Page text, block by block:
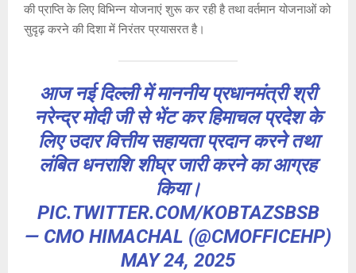
की प्राप्ति के लिए विभिन्न योजनाएं शुरू कर रही है तथा वर्तमान योजनाओं को
सुदृढ़ करने की दिशा में निरंतर प्रयासरत है।
आज नई दिल्ली में माननीय प्रधानमंत्री श्री
नरेन्द्र मोदी जी से भेंट कर हिमाचल प्रदेश के
लिए उदार वित्तीय सहायता प्रदान करने तथा
लंबित धनराशि शीघ्र जारी करने का आग्रह
किया।
PIC.TWITTER.COM/KOBTAZSBSB
— CMO HIMACHAL (@CMOFFICEHP)
MAY 24, 2025